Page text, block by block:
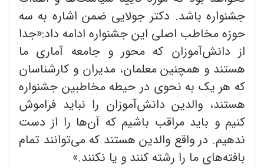
جشنواره باشد. دکتر جولایی ضمن اشاره به سه
حوزه مخاطب اصلی این جشنواره ادامه داد:«جدا
از دانش‌آموزان که محور و جامعه آماری ما
هستند و همچنین معلمان، مدیران و کارشناسان
که هر یک به نحوی در حیطه مخاطبین جشنواره
هستند، والدین دانش‌آموزان را نباید فراموش
کنیم و باید مراقب باشیم که آن‌ها را از دست
ندهیم. در واقع والدین هستند که می‌توانند تمام
بافته‌های ما را رشته کنند و یا نکنند.»